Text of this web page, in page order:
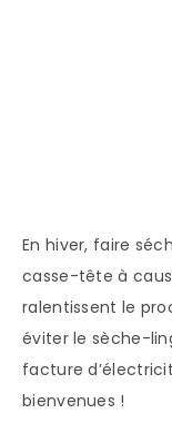
En hiver, faire
casse-tête à
ralentissent le
éviter le sèche-
facture
bienvenues !